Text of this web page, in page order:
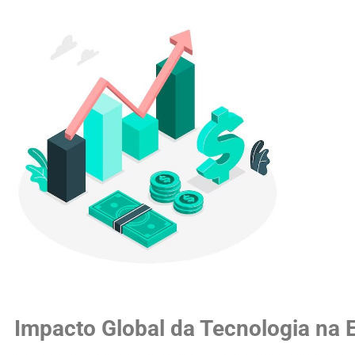
Impacto Global da Tecnologia na